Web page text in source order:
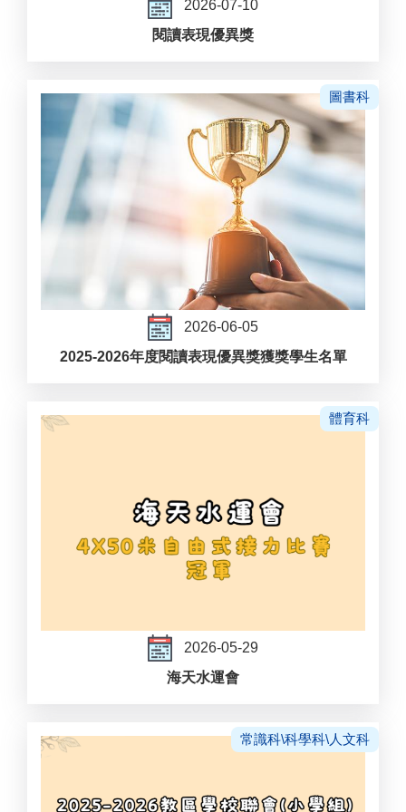
2026-07-10
閱讀表現優異獎
圖書科
2026-06-05
2025-2026年度閱讀表現優異獎獲獎學生名單
體育科
2026-05-29
海天水運會
常識科\科學科\人文科